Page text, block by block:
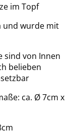
im Topf
und wurde mit
sind von Innen
belieben
ca. Ø 7cm x